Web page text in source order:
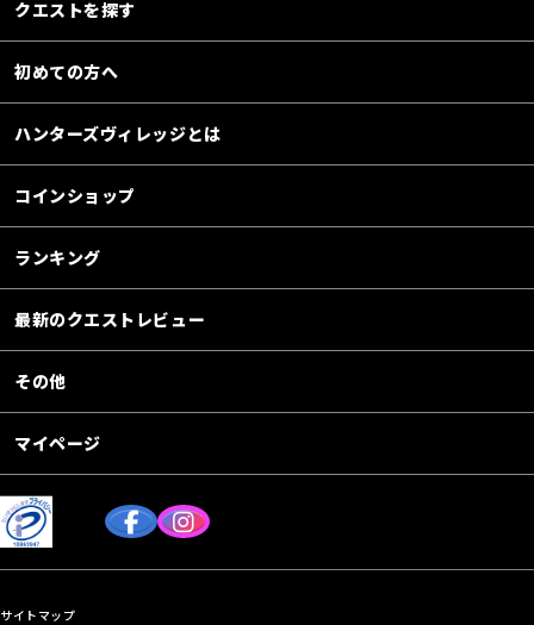
クエストを探す
初めての方へ
ハンターズヴィレッジとは
コインショップ
ランキング
最新のクエストレビュー
その他
マイページ
サイトマップ